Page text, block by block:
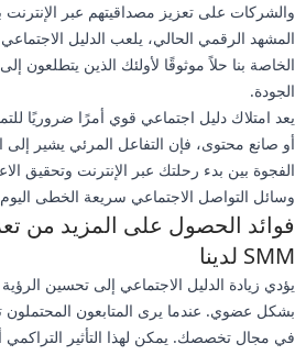
والشركات على تعزيز مصداقيتهم عبر
الخاصة بنا حلاً موثوقًا لأولئك الذين
الجودة.
يعد امتلاك دليل اجتماعي قوي أمرًا ضروريًا
أو صانع محتوى، فإن التفاعل المرئي يشير إلى
الفجوة بين بدء رحلتك عبر الإنترنت وتحقيق
وسائل التواصل الاجتماعي سريعة الخطى
فوائد الحصول على المزيد من
SMM لدينا
يؤدي زيادة الدليل الاجتماعي إلى تحسين
بشكل عضوي. عندما يرى المتابعون
في مجال تخصصك. يمكن لهذا التأثير